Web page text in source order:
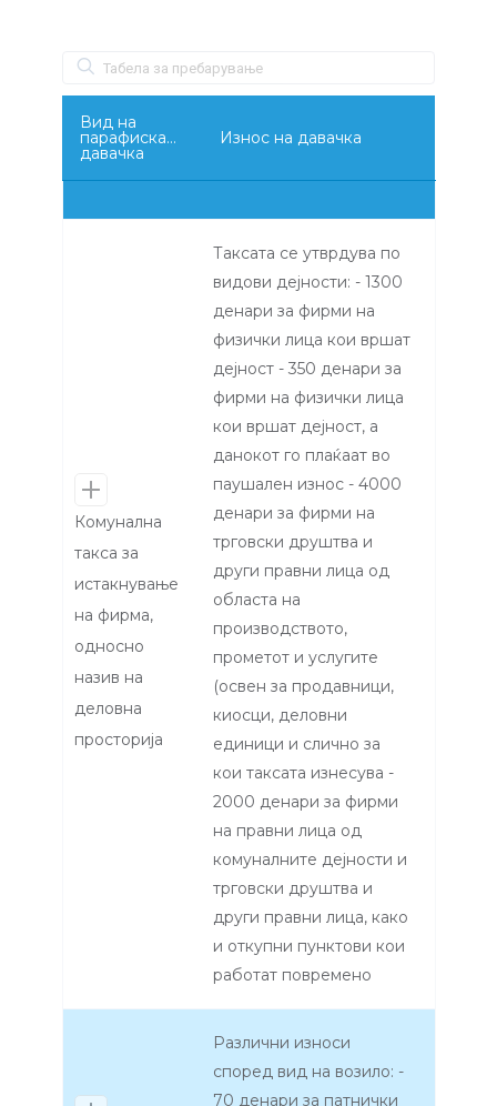
Вид на
парафискална
давачка
Износ на давачка
Комунална
такса за
истакнување
на фирма,
односно
назив на
деловна
просторија
Таксата се утврдува по
видови дејности: - 1300
денари за фирми на
физички лица кои вршат
дејност - 350 денари за
фирми на физички лица
кои вршат дејност, а
данокот го плаќаат во
паушален износ - 4000
денари за фирми на
трговски друштва и
други правни лица од
областа на
производството,
прометот и услугите
(освен за продавници,
киосци, деловни
единици и слично за
кои таксата изнесува -
2000 денари за фирми
на правни лица од
комуналните дејности и
трговски друштва и
други правни лица, како
и откупни пунктови кои
работат повремено
Различни износи
според вид на возило: -
70 денари за патнички